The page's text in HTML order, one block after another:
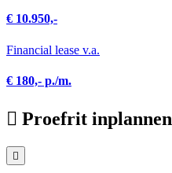
€ 10.950,-
Financial lease v.a.
€ 180,- p./m.
Proefrit inplannen